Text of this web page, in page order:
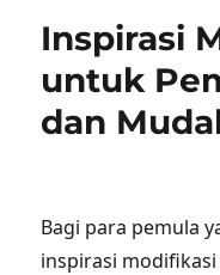
Inspirasi
untuk
dan
Bagi para pemula
inspirasi